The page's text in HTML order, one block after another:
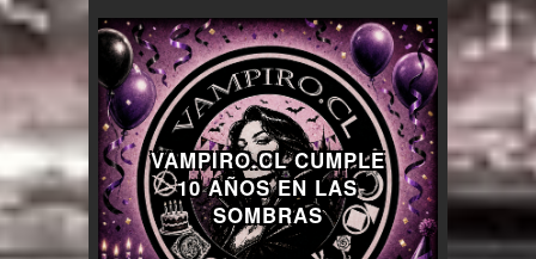
VAMPIRO.CL CUMPLE
10 AÑOS EN LAS
SOMBRAS